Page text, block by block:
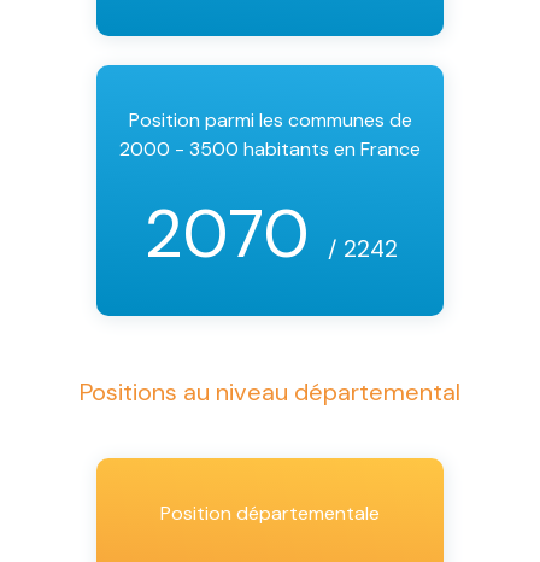
Position parmi les communes de
2000 - 3500 habitants en France
2070 / 2242
Positions au niveau départemental
Position départementale